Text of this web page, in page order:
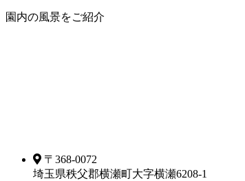
園内の風景をご紹介
〒368-0072
埼玉県秩父郡横瀬町大字横瀬6208-1